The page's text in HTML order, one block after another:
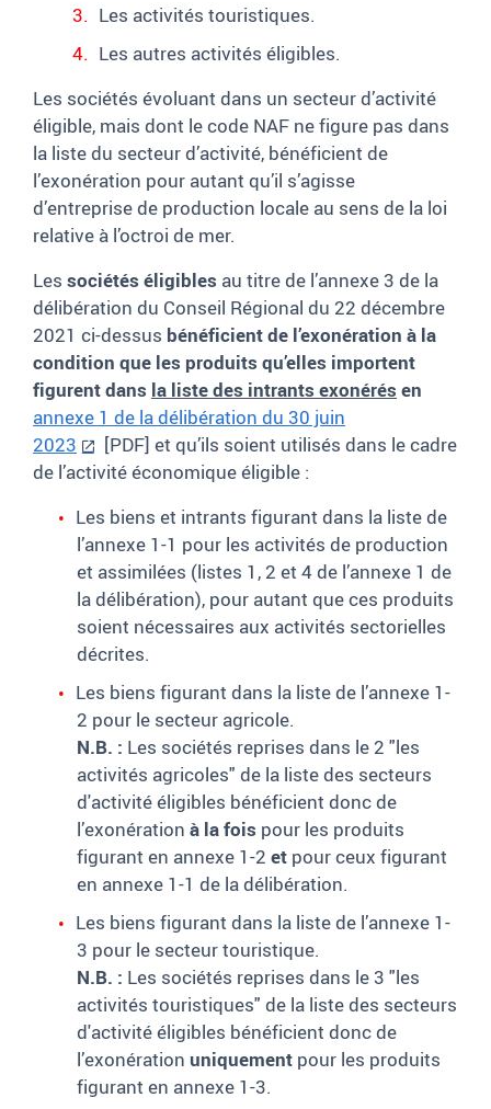
Les activités touristiques.
Les autres activités éligibles.
Les sociétés évoluant dans un secteur d’activité
éligible, mais dont le code NAF ne figure pas dans
la liste du secteur d’activité, bénéficient de
l’exonération pour autant qu’il s’agisse
d’entreprise de production locale au sens de la loi
relative à l’octroi de mer.
Les sociétés éligibles au titre de l’annexe 3 de la
délibération du Conseil Régional du 22 décembre
2021 ci-dessus bénéficient de l’exonération à la
condition que les produits qu’elles importent
figurent dans la liste des intrants exonérés en
annexe 1 de la délibération du 30 juin
2023
[PDF] et qu’ils soient utilisés dans le cadre
de l’activité économique éligible :
Les biens et intrants figurant dans la liste de
l’annexe 1-1 pour les activités de production
et assimilées (listes 1, 2 et 4 de l’annexe 1 de
la délibération), pour autant que ces produits
soient nécessaires aux activités sectorielles
décrites.
Les biens figurant dans la liste de l’annexe 1-
2 pour le secteur agricole.
N.B. : Les sociétés reprises dans le 2 "les
activités agricoles" de la liste des secteurs
d'activité éligibles bénéficient donc de
l’exonération à la fois pour les produits
figurant en annexe 1-2 et pour ceux figurant
en annexe 1-1 de la délibération.
Les biens figurant dans la liste de l’annexe 1-
3 pour le secteur touristique.
N.B. : Les sociétés reprises dans le 3 "les
activités touristiques" de la liste des secteurs
d'activité éligibles bénéficient donc de
l’exonération uniquement pour les produits
figurant en annexe 1-3.